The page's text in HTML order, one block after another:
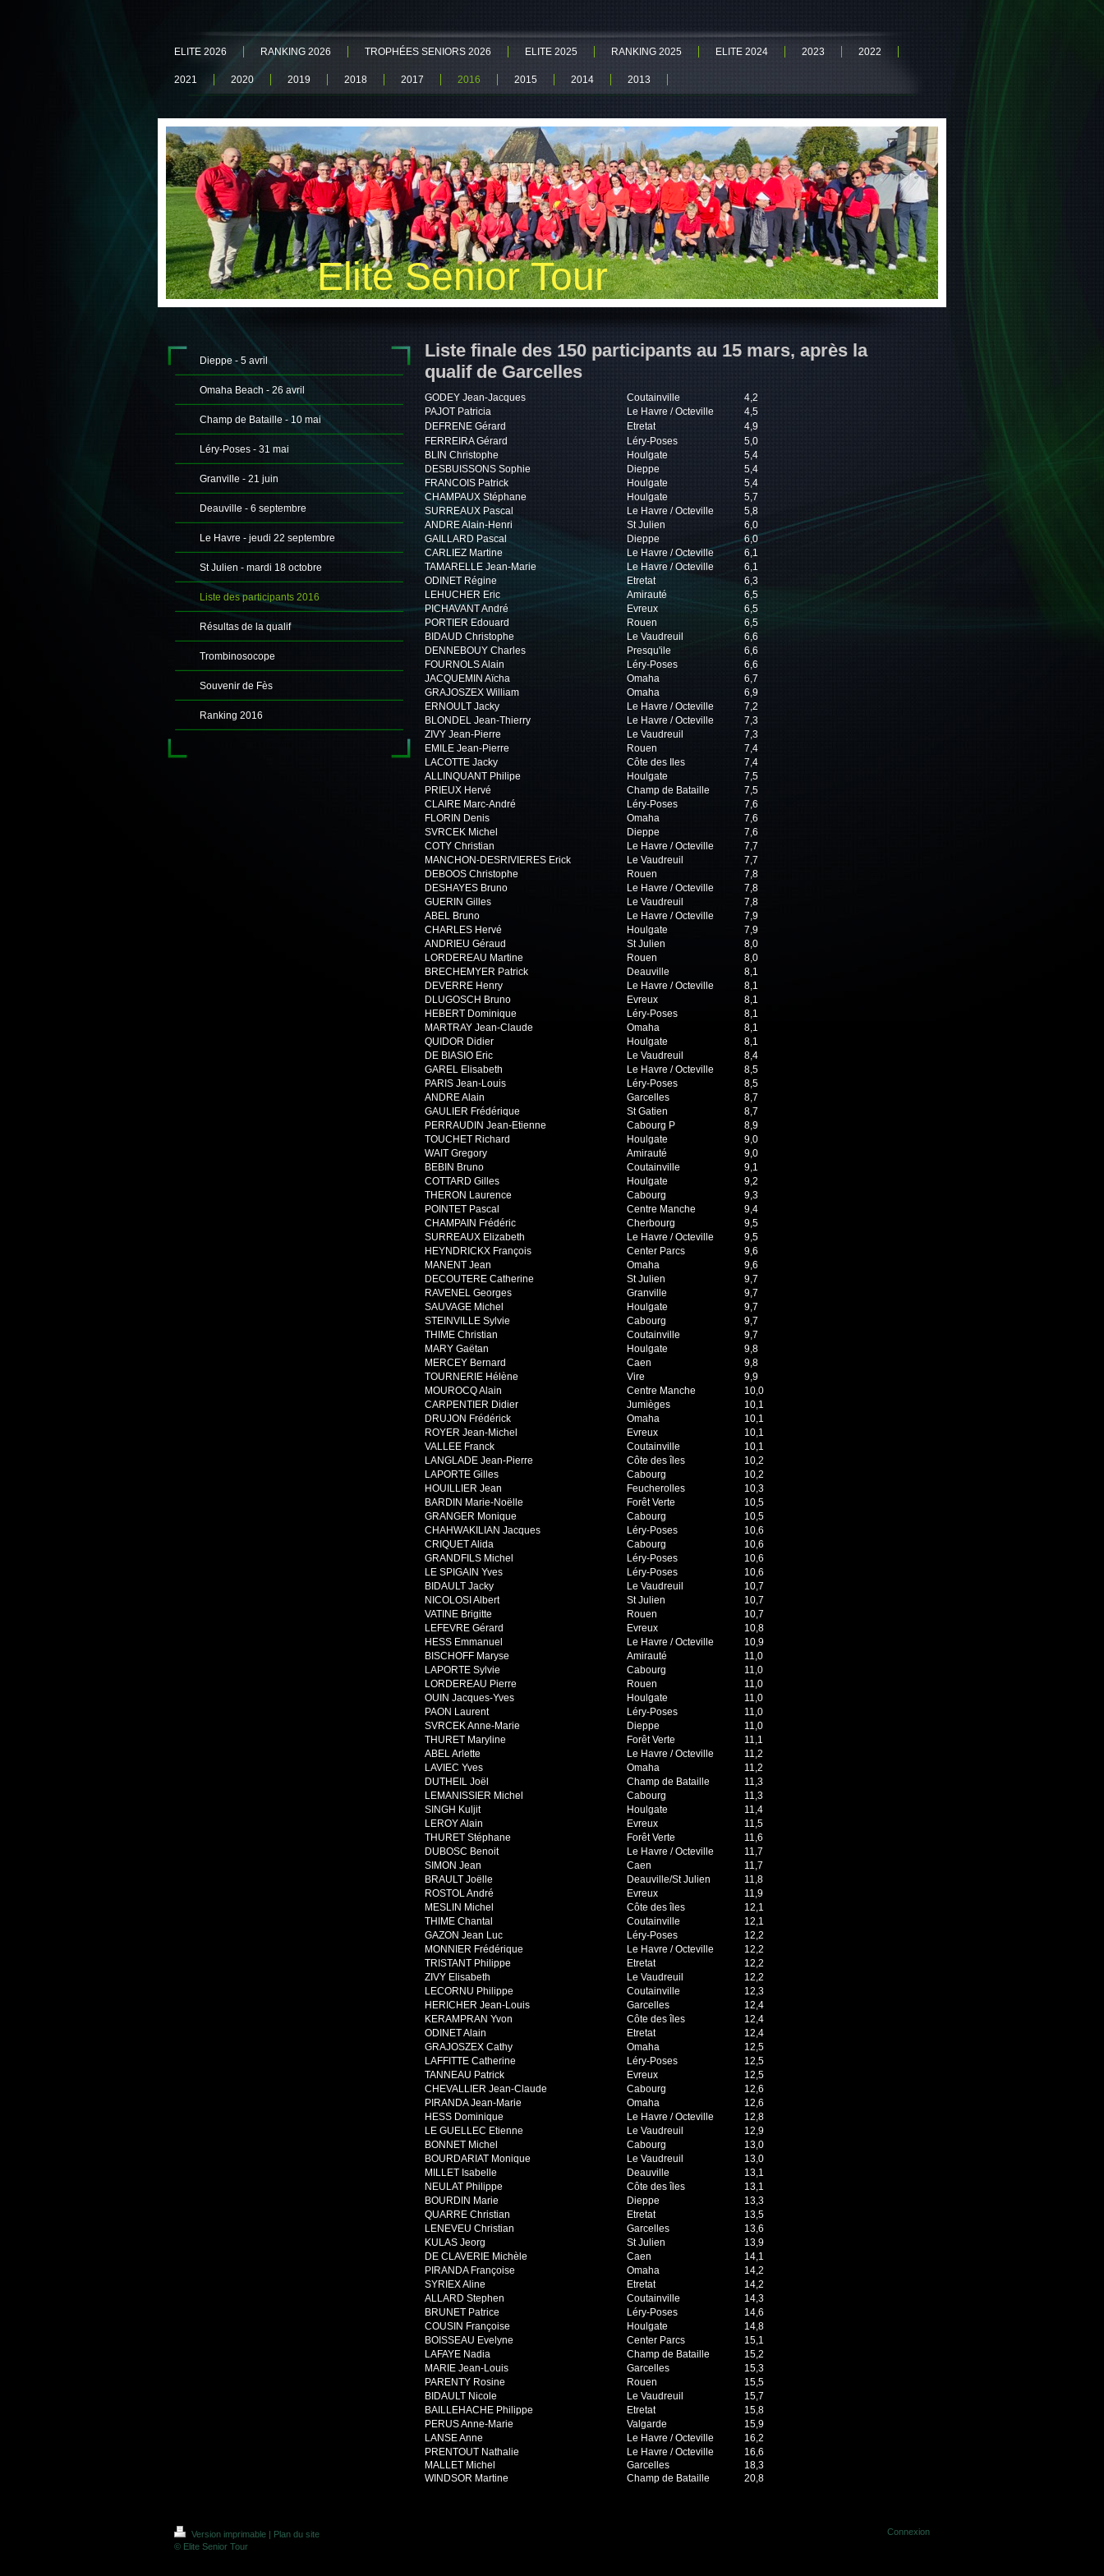
ELITE 2026 RANKING 2026 TROPHÉES SENIORS 2026 ELITE 2025 RANKING 2025 ELITE 2024 2023 2022
2021 2020 2019 2018 2017 2016 2015 2014 2013
Elite Senior Tour
Dieppe - 5 avril
Omaha Beach - 26 avril
Champ de Bataille - 10 mai
Léry-Poses - 31 mai
Granville - 21 juin
Deauville - 6 septembre
Le Havre - jeudi 22 septembre
St Julien - mardi 18 octobre
Liste des participants 2016
Résultas de la qualif
Trombinosocope
Souvenir de Fès
Ranking 2016
Liste finale des 150 participants au 15 mars, après la
qualif de Garcelles
GODEY Jean-Jacques Coutainville
4,2
PAJOT Patricia
Le Havre / Octeville
4,5
DEFRENE Gérard
Etretat
4,9
FERREIRA Gérard
Léry-Poses
5,0
BLIN Christophe
Houlgate
5,4
DESBUISSONS Sophie
Dieppe
5,4
FRANCOIS Patrick
Houlgate
5,4
CHAMPAUX Stéphane
Houlgate
5,7
SURREAUX Pascal
Le Havre / Octeville
5,8
ANDRE Alain-Henri
St Julien
6,0
GAILLARD Pascal
Dieppe
6,0
CARLIEZ Martine
Le Havre / Octeville
6,1
TAMARELLE Jean-Marie
Le Havre / Octeville
6,1
ODINET Régine
Etretat
6,3
LEHUCHER Eric
Amirauté
6,5
PICHAVANT André
Evreux
6,5
PORTIER Edouard
Rouen
6,5
BIDAUD Christophe
Le Vaudreuil
6,6
DENNEBOUY Charles
Presqu'ile
6,6
FOURNOLS Alain
Léry-Poses
6,6
JACQUEMIN Aïcha
Omaha
6,7
GRAJOSZEX William
Omaha
6,9
ERNOULT Jacky
Le Havre / Octeville
7,2
BLONDEL Jean-Thierry
Le Havre / Octeville
7,3
ZIVY Jean-Pierre
Le Vaudreuil
7,3
EMILE Jean-Pierre
Rouen
7,4
LACOTTE Jacky
Côte des Iles
7,4
ALLINQUANT Philipe
Houlgate
7,5
PRIEUX Hervé
Champ de Bataille
7,5
CLAIRE Marc-André
Léry-Poses
7,6
FLORIN Denis
Omaha
7,6
SVRCEK Michel
Dieppe
7,6
COTY Christian
Le Havre / Octeville
7,7
MANCHON-DESRIVIERES Erick
Le Vaudreuil
7,7
DEBOOS Christophe
Rouen
7,8
DESHAYES Bruno
Le Havre / Octeville
7,8
GUERIN Gilles
Le Vaudreuil
7,8
ABEL Bruno
Le Havre / Octeville
7,9
CHARLES Hervé
Houlgate
7,9
ANDRIEU Géraud
St Julien
8,0
LORDEREAU Martine
Rouen
8,0
BRECHEMYER Patrick
Deauville
8,1
DEVERRE Henry
Le Havre / Octeville
8,1
DLUGOSCH Bruno
Evreux
8,1
HEBERT Dominique
Léry-Poses
8,1
MARTRAY Jean-Claude
Omaha
8,1
QUIDOR Didier
Houlgate
8,1
DE BIASIO Eric
Le Vaudreuil
8,4
GAREL Elisabeth
Le Havre / Octeville
8,5
PARIS Jean-Louis
Léry-Poses
8,5
ANDRE Alain
Garcelles
8,7
GAULIER Frédérique
St Gatien
8,7
PERRAUDIN Jean-Etienne
Cabourg P
8,9
TOUCHET Richard
Houlgate
9,0
WAIT Gregory
Amirauté
9,0
BEBIN Bruno
Coutainville
9,1
COTTARD Gilles
Houlgate
9,2
THERON Laurence
Cabourg
9,3
POINTET Pascal
Centre Manche
9,4
CHAMPAIN Frédéric
Cherbourg
9,5
SURREAUX Elizabeth
Le Havre / Octeville
9,5
HEYNDRICKX François
Center Parcs
9,6
MANENT Jean
Omaha
9,6
DECOUTERE Catherine
St Julien
9,7
RAVENEL Georges
Granville
9,7
SAUVAGE Michel
Houlgate
9,7
STEINVILLE Sylvie
Cabourg
9,7
THIME Christian
Coutainville
9,7
MARY Gaëtan
Houlgate
9,8
MERCEY Bernard
Caen
9,8
TOURNERIE Hélène
Vire
9,9
MOUROCQ Alain
Centre Manche
10,0
CARPENTIER Didier
Jumièges
10,1
DRUJON Frédérick
Omaha
10,1
ROYER Jean-Michel
Evreux
10,1
VALLEE Franck
Coutainville
10,1
LANGLADE Jean-Pierre
Côte des îles
10,2
LAPORTE Gilles
Cabourg
10,2
HOUILLIER Jean
Feucherolles
10,3
BARDIN Marie-Noëlle
Forêt Verte
10,5
GRANGER Monique
Cabourg
10,5
CHAHWAKILIAN Jacques
Léry-Poses
10,6
CRIQUET Alida
Cabourg
10,6
GRANDFILS Michel
Léry-Poses
10,6
LE SPIGAIN Yves
Léry-Poses
10,6
BIDAULT Jacky
Le Vaudreuil
10,7
NICOLOSI Albert
St Julien
10,7
VATINE Brigitte
Rouen
10,7
LEFEVRE Gérard
Evreux
10,8
HESS Emmanuel
Le Havre / Octeville
10,9
BISCHOFF Maryse
Amirauté
11,0
LAPORTE Sylvie
Cabourg
11,0
LORDEREAU Pierre
Rouen
11,0
OUIN Jacques-Yves
Houlgate
11,0
PAON Laurent
Léry-Poses
11,0
SVRCEK Anne-Marie
Dieppe
11,0
THURET Maryline
Forêt Verte
11,1
ABEL Arlette
Le Havre / Octeville
11,2
LAVIEC Yves
Omaha
11,2
DUTHEIL Joël
Champ de Bataille
11,3
LEMANISSIER Michel
Cabourg
11,3
SINGH Kuljit
Houlgate
11,4
LEROY Alain
Evreux
11,5
THURET Stéphane
Forêt Verte
11,6
DUBOSC Benoit
Le Havre / Octeville
11,7
SIMON Jean
Caen
11,7
BRAULT Joëlle
Deauville/St Julien
11,8
ROSTOL André
Evreux
11,9
MESLIN Michel
Côte des îles
12,1
THIME Chantal
Coutainville
12,1
GAZON Jean Luc
Léry-Poses
12,2
MONNIER Frédérique
Le Havre / Octeville
12,2
TRISTANT Philippe
Etretat
12,2
ZIVY Elisabeth
Le Vaudreuil
12,2
LECORNU Philippe
Coutainville
12,3
HERICHER Jean-Louis
Garcelles
12,4
KERAMPRAN Yvon
Côte des îles
12,4
ODINET Alain
Etretat
12,4
GRAJOSZEX Cathy
Omaha
12,5
LAFFITTE Catherine
Léry-Poses
12,5
TANNEAU Patrick
Evreux
12,5
CHEVALLIER Jean-Claude
Cabourg
12,6
PIRANDA Jean-Marie
Omaha
12,6
HESS Dominique
Le Havre / Octeville
12,8
LE GUELLEC Etienne
Le Vaudreuil
12,9
BONNET Michel
Cabourg
13,0
BOURDARIAT Monique
Le Vaudreuil
13,0
MILLET Isabelle
Deauville
13,1
NEULAT Philippe
Côte des îles
13,1
BOURDIN Marie
Dieppe
13,3
QUARRE Christian
Etretat
13,5
LENEVEU Christian
Garcelles
13,6
KULAS Jeorg
St Julien
13,9
DE CLAVERIE Michèle
Caen
14,1
PIRANDA Françoise
Omaha
14,2
SYRIEX Aline
Etretat
14,2
ALLARD Stephen
Coutainville
14,3
BRUNET Patrice
Léry-Poses
14,6
COUSIN Françoise
Houlgate
14,8
BOISSEAU Evelyne
Center Parcs
15,1
LAFAYE Nadia
Champ de Bataille
15,2
MARIE Jean-Louis
Garcelles
15,3
PARENTY Rosine
Rouen
15,5
BIDAULT Nicole
Le Vaudreuil
15,7
BAILLEHACHE Philippe
Etretat
15,8
PERUS Anne-Marie
Valgarde
15,9
LANSE Anne
Le Havre / Octeville
16,2
PRENTOUT Nathalie
Le Havre / Octeville
16,6
MALLET Michel
Garcelles
18,3
WINDSOR Martine
Champ de Bataille 20,8
Version imprimable | Plan du site
© Elite Senior Tour
Connexion